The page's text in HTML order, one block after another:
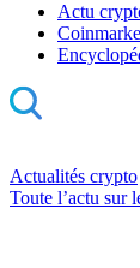
Actu
Actualités crypto
Toute l’actu sur